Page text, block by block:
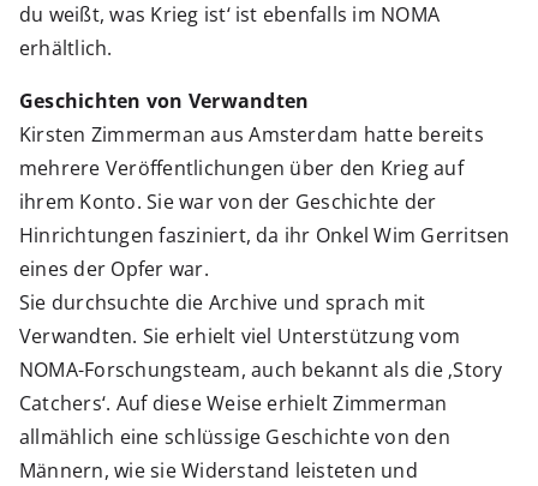
du weißt, was Krieg ist‘ ist ebenfalls im NOMA
erhältlich.
Geschichten von Verwandten
Kirsten Zimmerman aus Amsterdam hatte bereits
mehrere Veröffentlichungen über den Krieg auf
ihrem Konto. Sie war von der Geschichte der
Hinrichtungen fasziniert, da ihr Onkel Wim Gerritsen
eines der Opfer war.
Sie durchsuchte die Archive und sprach mit
Verwandten. Sie erhielt viel Unterstützung vom
NOMA-Forschungsteam, auch bekannt als die ‚Story
Catchers‘. Auf diese Weise erhielt Zimmerman
allmählich eine schlüssige Geschichte von den
Männern, wie sie Widerstand leisteten und